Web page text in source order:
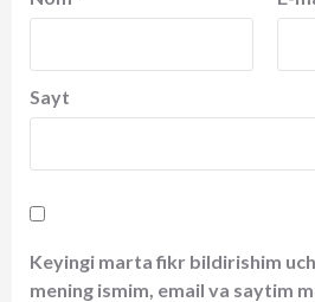
Sayt
Keyingi marta fikr bildirishim
mening ismim, email va saytim